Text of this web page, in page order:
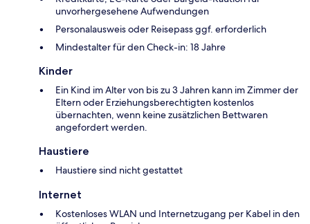
unvorhergesehene Aufwendungen
Personalausweis oder Reisepass ggf. erforderlich
Mindestalter für den Check-in: 18 Jahre
Kinder
Ein Kind im Alter von bis zu 3 Jahren kann im Zimmer der
Eltern oder Erziehungsberechtigten kostenlos
übernachten, wenn keine zusätzlichen Bettwaren
angefordert werden.
Haustiere
Haustiere sind nicht gestattet
Internet
Kostenloses WLAN und Internetzugang per Kabel in den